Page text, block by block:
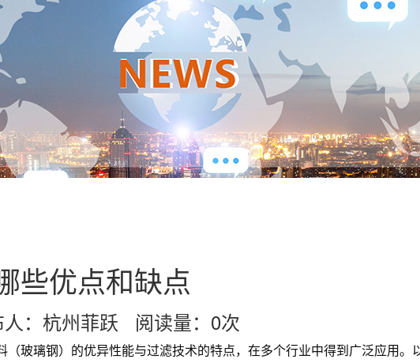
些优点和缺点
：杭州菲跃 阅读量： 0次
玻璃钢）的优异性能与过滤技术的特点，在多个行业中得到广泛应用。